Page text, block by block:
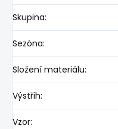
Skupina:
Sezóna:
Složení materiálu:
Výstřih:
Vzor: